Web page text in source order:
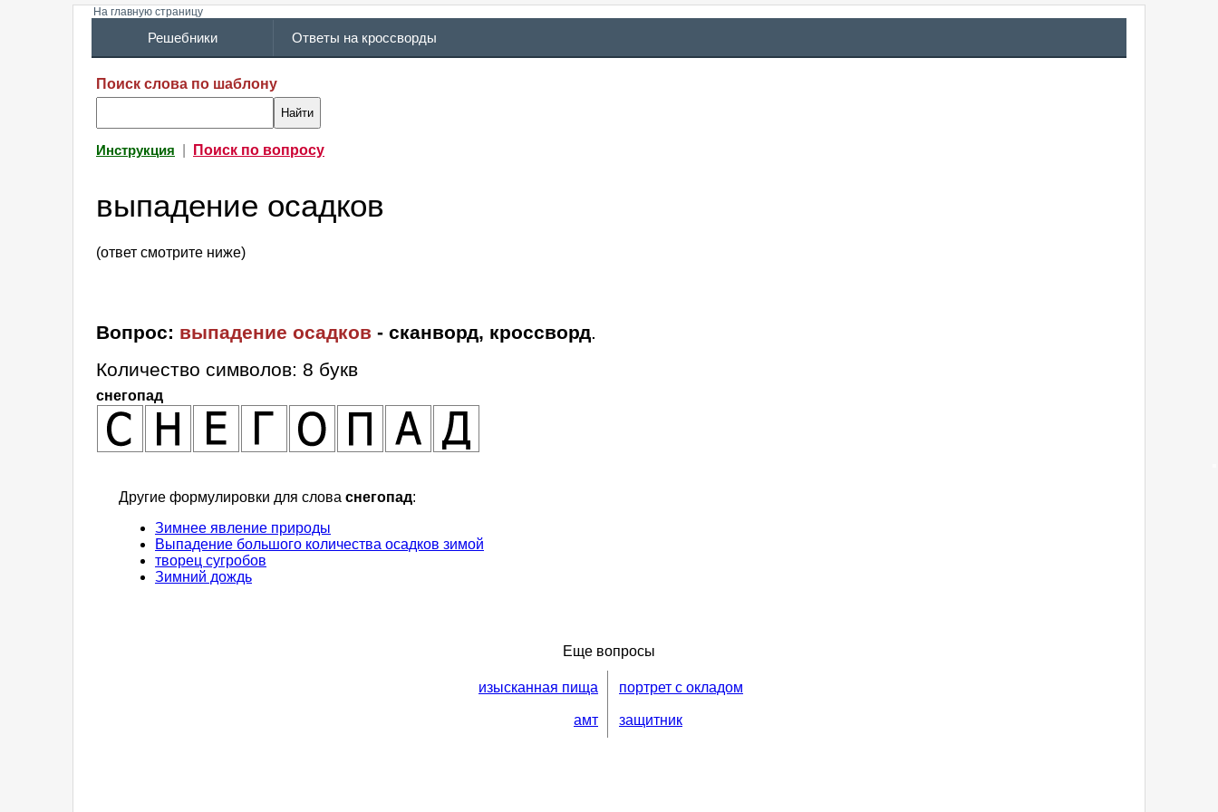
На главную страницу
Решебники Ответы на кроссворды
Поиск слова по шаблону
Инструкция Поиск по вопросу
выпадение осадков
(ответ смотрите ниже)
Вопрос: выпадение осадков - сканворд, кроссворд.
Количество символов: 8 букв
снегопад
Другие формулировки для слова снегопад:
Зимнее явление природы
Выпадение большого количества осадков зимой
творец сугробов
Зимний дождь
Еще вопросы
изысканная пища
амт
портрет с окладом
защитник